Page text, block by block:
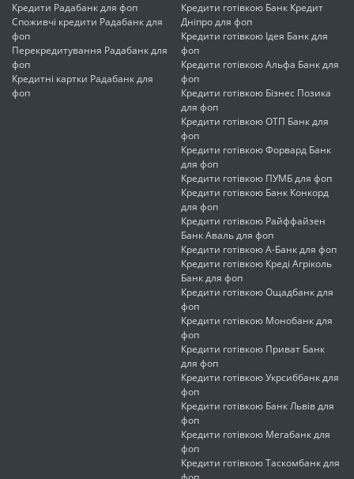
Кредити Радабанк для фоп
Споживчі кредити Радабанк для
фоп
Перекредитування Радабанк для
фоп
Кредитні картки Радабанк для
фоп
Кредити готівкою Банк Кредит
Дніпро для фоп
Кредити готівкою Ідея Банк для
фоп
Кредити готівкою Альфа Банк для
фоп
Кредити готівкою Бізнес Позика
для фоп
Кредити готівкою ОТП Банк для
фоп
Кредити готівкою Форвард Банк
для фоп
Кредити готівкою ПУМБ для фоп
Кредити готівкою Банк Конкорд
для фоп
Кредити готівкою Райффайзен
Банк Аваль для фоп
Кредити готівкою А-Банк для фоп
Кредити готівкою Креді Агріколь
Банк для фоп
Кредити готівкою Ощадбанк для
фоп
Кредити готівкою Монобанк для
фоп
Кредити готівкою Приват Банк
для фоп
Кредити готівкою Укрсиббанк для
фоп
Кредити готівкою Банк Львів для
фоп
Кредити готівкою Мегабанк для
фоп
Кредити готівкою Таскомбанк для